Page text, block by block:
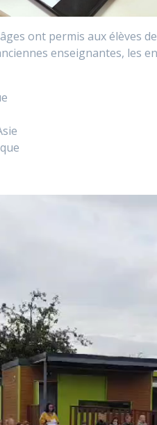
ont permis aux élèves
enseignantes, les